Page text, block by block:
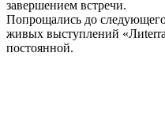
завершением встречи.
Попрощались до
живых выступлений
постоянной.